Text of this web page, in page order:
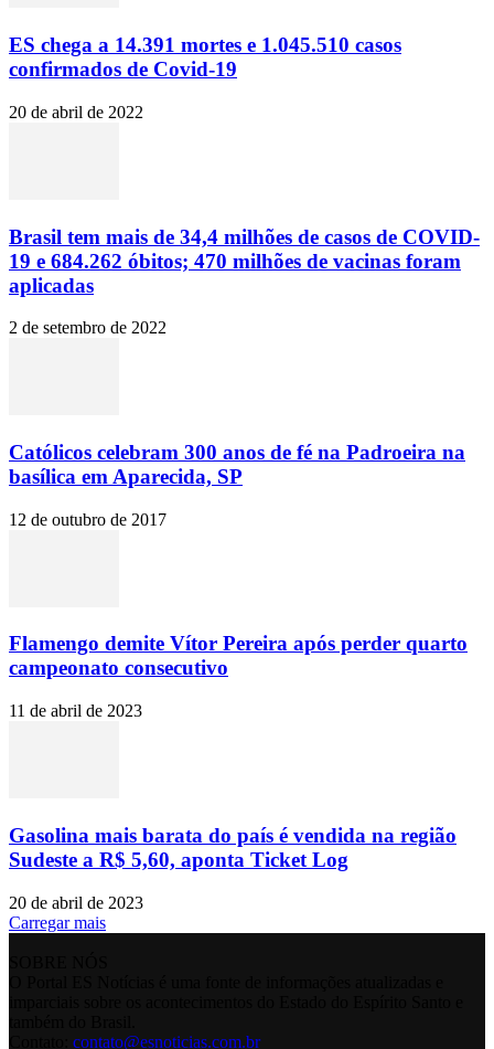
ES chega a 14.391 mortes e 1.045.510 casos
confirmados de Covid-19
20 de abril de 2022
Brasil tem mais de 34,4 milhões de casos de COVID-
19 e 684.262 óbitos; 470 milhões de vacinas foram
aplicadas
2 de setembro de 2022
Católicos celebram 300 anos de fé na Padroeira na
basílica em Aparecida, SP
12 de outubro de 2017
Flamengo demite Vítor Pereira após perder quarto
campeonato consecutivo
11 de abril de 2023
Gasolina mais barata do país é vendida na região
Sudeste a R$ 5,60, aponta Ticket Log
20 de abril de 2023
Carregar mais
contato@esnoticias.com.br